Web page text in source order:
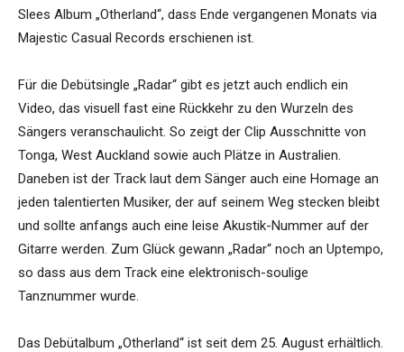
Slees Album „Otherland“, dass Ende vergangenen Monats via
Majestic Casual Records erschienen ist.
Für die Debütsingle „Radar“ gibt es jetzt auch endlich ein
Video, das visuell fast eine Rückkehr zu den Wurzeln des
Sängers veranschaulicht. So zeigt der Clip Ausschnitte von
Tonga, West Auckland sowie auch Plätze in Australien.
Daneben ist der Track laut dem Sänger auch eine Homage an
jeden talentierten Musiker, der auf seinem Weg stecken bleibt
und sollte anfangs auch eine leise Akustik-Nummer auf der
Gitarre werden. Zum Glück gewann „Radar“ noch an Uptempo,
so dass aus dem Track eine elektronisch-soulige
Tanznummer wurde.
Das Debütalbum „Otherland“ ist seit dem 25. August erhältlich.